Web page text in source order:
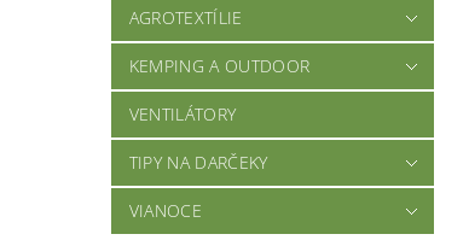
AGROTEXTÍLIE
KEMPING A OUTDOOR
VENTILÁTORY
TIPY NA DARČEKY
VIANOCE